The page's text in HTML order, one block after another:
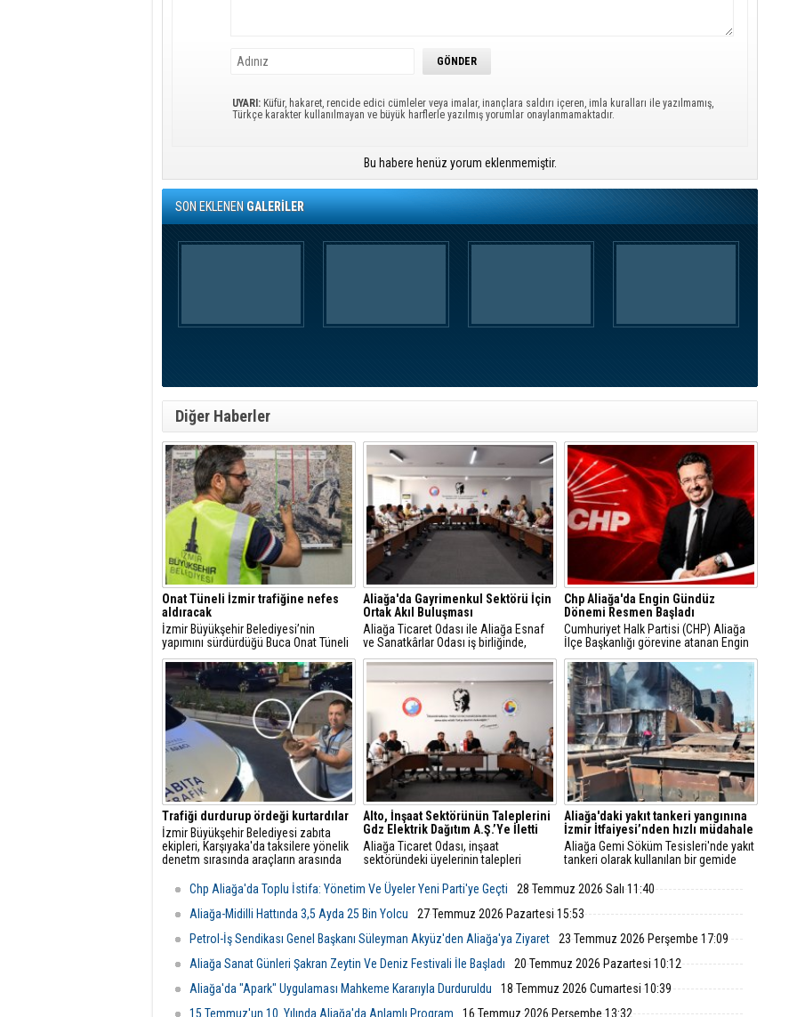
UYARI: Küfür, hakaret, rencide edici cümleler veya imalar, inançlara saldırı içeren, imla kuralları ile yazılmamış,
Türkçe karakter kullanılmayan ve büyük harflerle yazılmış yorumlar onaylanmamaktadır.
Bu habere henüz yorum eklenmemiştir.
SON EKLENENGALERİLER
Diğer Haberler
Onat Tüneli İzmir trafiğine nefes
aldıracak
İzmir Büyükşehir Belediyesi’nin
yapımını sürdürdüğü Buca Onat Tüneli
tamamlandığında, Buca ile Bornova
arasındaki ulaşım 45 dakikadan 10
dakikaya inecek.
Aliağa'da Gayrimenkul Sektörü İçin
Ortak Akıl Buluşması
Aliağa Ticaret Odası ile Aliağa Esnaf
ve Sanatkârlar Odası iş birliğinde,
ilçede faaliyet gösteren gayrimenkul
danışmanlarıyla sektörel istişare
toplantısı gerçekleştirildi.
Chp Aliağa'da Engin Gündüz
Dönemi Resmen Başladı
Cumhuriyet Halk Partisi (CHP) Aliağa
İlçe Başkanlığı görevine atanan Engin
Gündüz, sosyal medya hesabından
yaptığı açıklamayla yeni döneme ilişkin
mesajlar verdi.
Trafiği durdurup ördeği kurtardılar
İzmir Büyükşehir Belediyesi zabıta
ekipleri, Karşıyaka'da taksilere yönelik
denetm sırasında araçların arasında
trafiği durdurdu.
Alto, İnşaat Sektörünün Taleplerini
Gdz Elektrik Dağıtım A.Ş.’Ye İletti
Aliağa Ticaret Odası, inşaat
sektöründeki üyelerinin talepleri
yetkilileriyle toplantı düzenledi.
Görüşmede sayaç panosu ve enerji
odası düzenlemeleriyle ilgili yeni
değerlendirildi.
Aliağa'daki yakıt tankeri yangınına
İzmir İtfaiyesi’nden hızlı müdahale
Aliağa Gemi Söküm Tesisleri'nde yakıt
tankeri olarak kullanılan bir gemide
Belediyesi İtfaiye Dairesi Başkanlığı
ulaştı.
Chp Aliağa'da Toplu İstifa: Yönetim Ve Üyeler Yeni Parti'ye Geçti
28 Temmuz 2026 Salı 11:40
Aliağa-Midilli Hattında 3,5 Ayda 25 Bin Yolcu
27 Temmuz 2026 Pazartesi 15:53
Petrol-İş Sendikası Genel Başkanı Süleyman Akyüz'den Aliağa'ya Ziyaret
23 Temmuz 2026 Perşembe 17:09
Aliağa Sanat Günleri Şakran Zeytin Ve Deniz Festivali İle Başladı
20 Temmuz 2026 Pazartesi 10:12
Aliağa'da "Apark" Uygulaması Mahkeme Kararıyla Durduruldu
18 Temmuz 2026 Cumartesi 10:39
15 Temmuz'un 10. Yılında Aliağa'da Anlamlı Program
16 Temmuz 2026 Perşembe 13:32